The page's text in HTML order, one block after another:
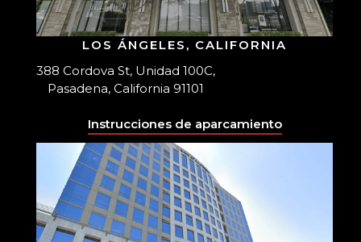
LOS ÁNGELES, CALIFORNIA
388 Cordova St, Unidad 100C,
Pasadena, California 91101
Instrucciones de aparcamiento